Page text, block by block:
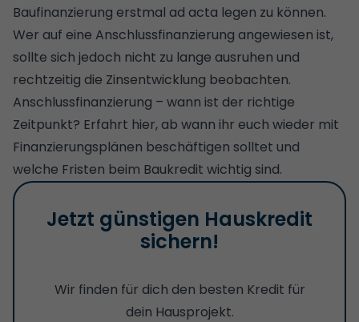
Baufinanzierung erstmal ad acta legen zu können.
Wer auf eine Anschlussfinanzierung angewiesen ist,
sollte sich jedoch nicht zu lange ausruhen und
rechtzeitig die Zinsentwicklung beobachten.
Anschlussfinanzierung – wann ist der richtige
Zeitpunkt? Erfahrt hier, ab wann ihr euch wieder mit
Finanzierungsplänen beschäftigen solltet und
welche Fristen beim Baukredit wichtig sind.
Jetzt günstigen Hauskredit
sichern!
Wir finden für dich den besten Kredit für
dein Hausprojekt.